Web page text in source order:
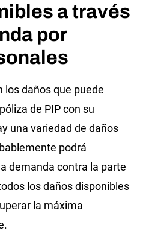
a través
por
los daños que puede
de PIP con su
una variedad de daños
podrá
demanda contra la parte
los daños disponibles
la máxima